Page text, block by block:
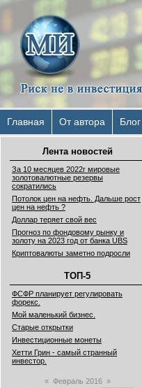
Главная От автора Блог
Лента новостей
За 10 месяцев 2022г мировые
золотовалютные резервы
сократились
Потолок цен на нефть. Дальше рост
цен на нефть ?
Доллар теряет свой вес
Прогноз по фондовому рынку и
золоту на 2023 год от банка UBS
Криптовалюты заметно подросли
ТОП-5
ФСФР планирует регулировать
форекс.
Мой маленький бизнес.
Старые открытки
Инвестиционные монеты
Хетти Грин - самый странный
инвестор.
« Февраль 2016 »